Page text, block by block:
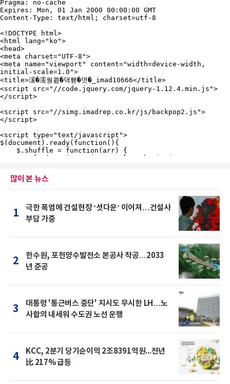
많이 본 뉴스
1
극한 폭염에 건설현장 ‘셧다운’ 이어져…건설사
부담 가중
2
한수원, 포천양수발전소 본공사 착공…2033
년 준공
3
대통령 '통근버스 중단' 지시도 무시한 LH…노
사합의 내세워 수도권 노선 운행
4
KCC, 2분기 당기순이익 2조8391억원...전년
比 217% 급등